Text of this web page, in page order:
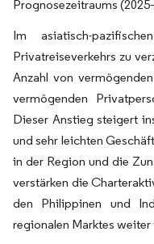
Prognosezeitraums
Im asiatisch-
Privatreiseverkehrs zu
Anzahl von
vermögenden
Dieser Anstieg steigert
und sehr leichten
in der Region und die
verstärken die
den Philippinen und
regionalen Marktes